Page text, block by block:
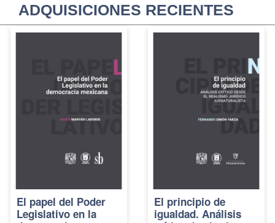
ADQUISICIONES RECIENTES
El papel del Poder
Legislativo en la
El principio de
igualdad. Análisis